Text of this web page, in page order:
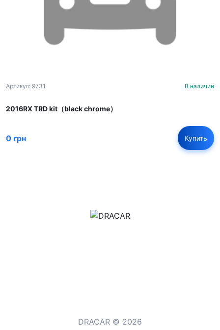
Артикул: 9731 В наличии
2016RX TRD kit（black chrome）
0 грн Купить
DRACAR © 2026